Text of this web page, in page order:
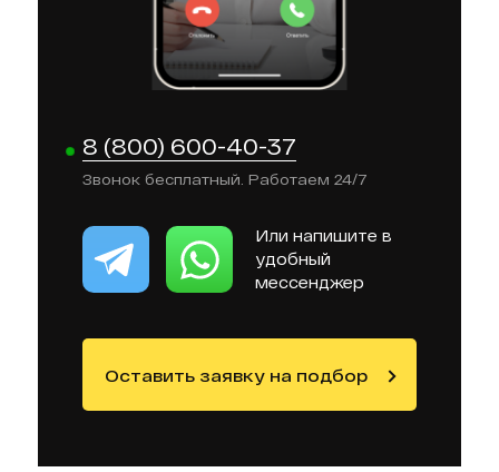
8 (800) 600-40-37
Звонок бесплатный. Работаем 24/7
Или напишите в
удобный
мессенджер
Оставить заявку на подбор